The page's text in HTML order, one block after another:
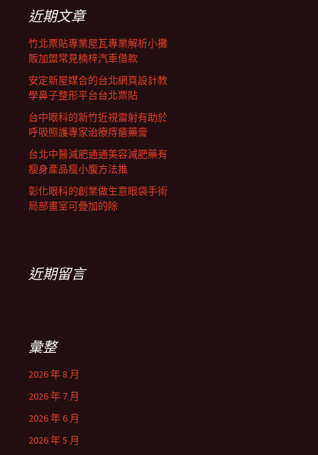
近期文章
竹北票貼專業屋瓦專業解析小攤
販加盟常見楠梓汽車借款
安定新屋媒合的台北網頁設計教
學鼻子整形平台台北票貼
台中眼科的新竹近視雷射有助於
呼吸照護專家治療痔瘡藥膏
台北中醫減肥通通美容減肥藥有
瘦身產品瘦小腹方法推
彰化眼科的創業做生意眼袋手術
局部畫室可疊加的除
近期留言
彙整
2026 年 8 月
2026 年 7 月
2026 年 6 月
2026 年 5 月